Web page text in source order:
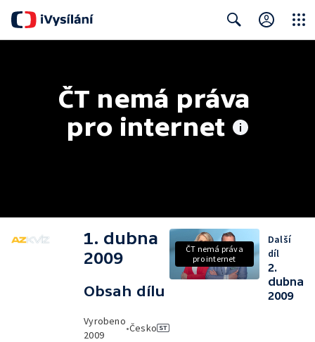
ČT nemá práva
pro internet
1. dubna
2009
Obsah dílu
Vyrobeno
2009
•Česko
ČT nemá práva
pro internet
Další
díl
2.
dubna
2009